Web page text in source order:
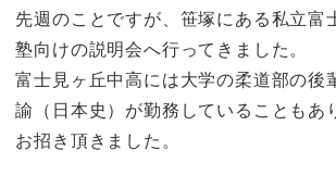
先週のことですが、笹塚にある私立富
塾向けの説明会へ行ってきました。
富士見ヶ丘中高には大学の柔道部の後
諭（日本史）が勤務していることもあ
お招き頂きました。